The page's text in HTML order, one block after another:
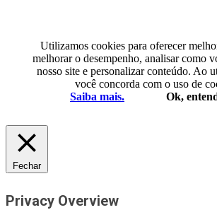
Utilizamos cookies para oferecer
melhorar o desempenho, analisar como
nosso site e personalizar conteúdo. Ao
você concorda com o uso de
Saiba mais.
Ok,
Fechar
Privacy Overview